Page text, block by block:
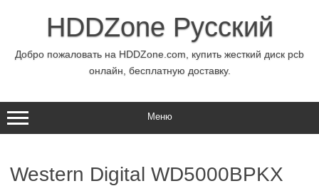
содержимомуHDDZone Русский
Добро пожаловать на HDDZone.com, купить жесткий диск pcb
онлайн, бесплатную доставку.
Меню
Western Digital WD5000BPKX